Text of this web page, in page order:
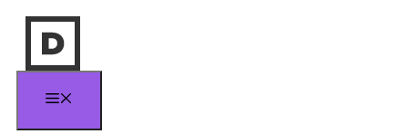
Saltar
contenido